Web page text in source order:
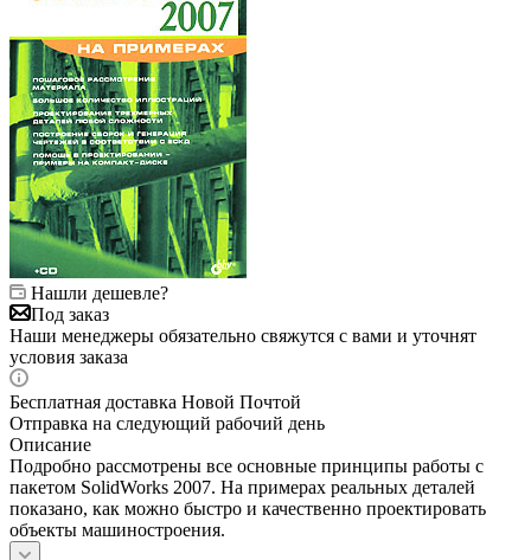
Нашли дешевле?
Под заказ
Наши менеджеры обязательно свяжутся с вами и уточнят
условия заказа
Бесплатная доставка Новой Почтой
Отправка на следующий рабочий день
Описание
Подробно рассмотрены все основные принципы работы с
пакетом SolidWorks 2007. На примерах реальных деталей
показано, как можно быстро и качественно проектировать
объекты машиностроения.